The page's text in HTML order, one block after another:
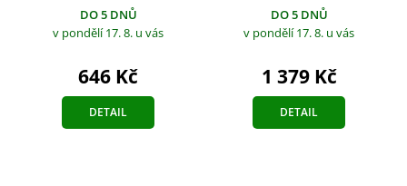
DO 5 DNŮ
v pondělí 17. 8. u vás
646 Kč
DETAIL
DO 5 DNŮ
v pondělí 17. 8. u vás
1 379 Kč
DETAIL